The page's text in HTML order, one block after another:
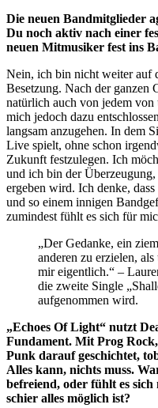
Die neuen Bandmitglieder
Du noch aktiv nach einer
neuen Mitmusiker fest ins
Nein, ich bin nicht weiter auf
Besetzung. Nach der ganzen
natürlich auch von jedem von
mich jedoch dazu
langsam anzugehen. In dem
Live spielt, ohne schon
Zukunft festzulegen. Ich
und ich bin der Überzeugung,
ergeben wird. Ich denke,
und so einem innigen
zumindest fühlt es sich für
„Der Gedanke, ein
anderen zu erzielen,
mir eigentlich.“ –
die zweite Single
aufgenommen wird.
„Echoes Of Light“ nutzt
Fundament. Mit Prog
Punk darauf geschichtet,
Alles kann, nichts muss.
befreiend, oder fühlt es
schier alles möglich ist?